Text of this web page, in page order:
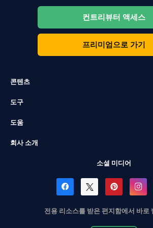
컨트리뷰터 액세스
프리미엄으로 가기
콘텐츠
도구
도움
회사 소개
소셜 미디어
전용 리소스를 받은 편지함에서 바로